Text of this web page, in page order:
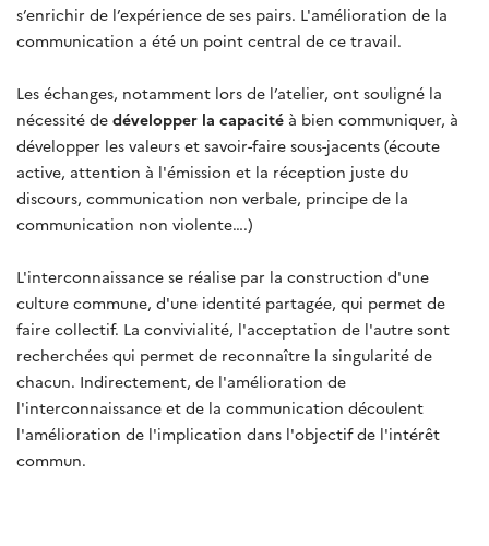
s’enrichir de l’expérience de ses pairs. L'amélioration de la
communication a été un point central de ce travail.
Les échanges, notamment lors de l’atelier, ont souligné la
nécessité de développer la capacité à bien communiquer, à
développer les valeurs et savoir-faire sous-jacents (écoute
active, attention à l'émission et la réception juste du
discours, communication non verbale, principe de la
communication non violente….)
L'interconnaissance se réalise par la construction d'une
culture commune, d'une identité partagée, qui permet de
faire collectif. La convivialité, l'acceptation de l'autre sont
recherchées qui permet de reconnaître la singularité de
chacun. Indirectement, de l'amélioration de
l'interconnaissance et de la communication découlent
l'amélioration de l'implication dans l'objectif de l'intérêt
commun.